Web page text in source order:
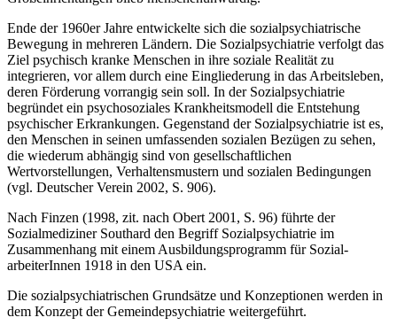
Ende der 1960er Jahre entwickelte sich die sozialpsychiatrische
Bewegung in mehreren Ländern. Die Sozialpsychiatrie verfolgt das
Ziel psychisch kranke Menschen in ihre sozi­ale Realität zu
integrieren, vor allem durch eine Eingliederung in das Arbeitsleben,
deren Förderung vorrangig sein soll. In der Sozialpsychiatrie
begründet ein psychosoziales Krankheitsmodell die Entstehung
psychischer Erkrankungen. Gegenstand der Sozialpsy­chiatrie ist es,
den Menschen in seinen umfassenden sozialen Bezügen zu sehen,
die wie­derum abhängig sind von gesellschaftlichen
Wertvorstellungen, Verhaltensmustern und sozialen Bedingungen
(vgl. Deutscher Verein 2002, S. 906).
Nach Finzen (1998, zit. nach Obert 2001, S. 96) führte der
Sozialmediziner Southard den Begriff Sozialpsychiatrie im
Zusammenhang mit einem Ausbildungsprogramm für Sozial­
arbeiterInnen 1918 in den USA ein.
Die sozialpsychiatrischen Grundsätze und Konzeptionen werden in
dem Konzept der Ge­meindepsychiatrie weitergeführt.